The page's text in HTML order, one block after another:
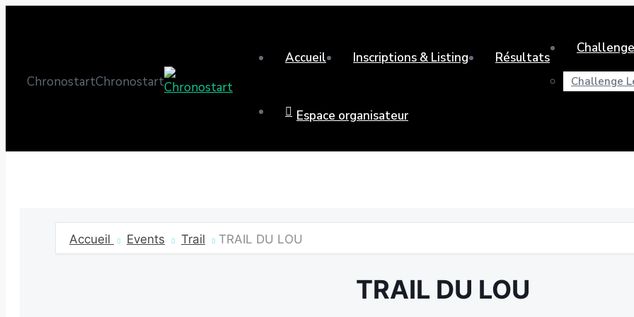
ChronostartChronostart
Accueil Inscriptions & Listing Résultats
Challenge
Espace organisateur
Accueil Events Trail TRAIL DU LOU
TRAIL DU LOU